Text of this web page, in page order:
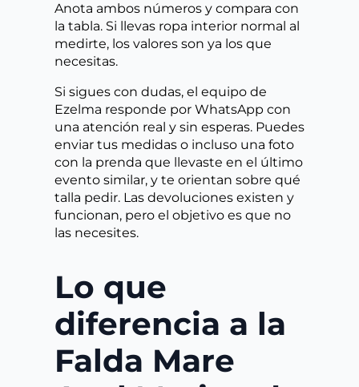
Anota ambos números y compara con
la tabla. Si llevas ropa interior normal al
medirte, los valores son ya los que
necesitas.
Si sigues con dudas, el equipo de
Ezelma responde por WhatsApp con
una atención real y sin esperas. Puedes
enviar tus medidas o incluso una foto
con la prenda que llevaste en el último
evento similar, y te orientan sobre qué
talla pedir. Las devoluciones existen y
funcionan, pero el objetivo es que no
las necesites.
Lo que
diferencia a la
Falda Mare